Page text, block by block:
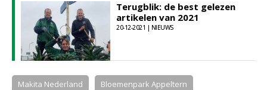
Terugblik: de best gelezen
artikelen van 2021
20-12-2021 | NIEUWS
Makita Nederland Bloemenpark Appeltern